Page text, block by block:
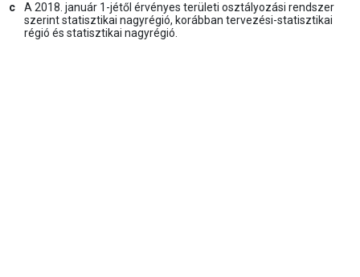
c
A 2018. január 1-jétől érvényes területi osztályozási rendszer
szerint statisztikai nagyrégió, korábban tervezési-statisztikai
régió és statisztikai nagyrégió.